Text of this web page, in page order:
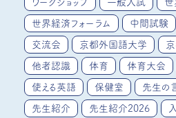
ワークショップ 一般入試 世
世界経済フォーラム 中間試験
交流会 京都外国語大学
他者認識 体育 体育大会
使える英語 保健室 先生の
先生紹介 先生紹介2026